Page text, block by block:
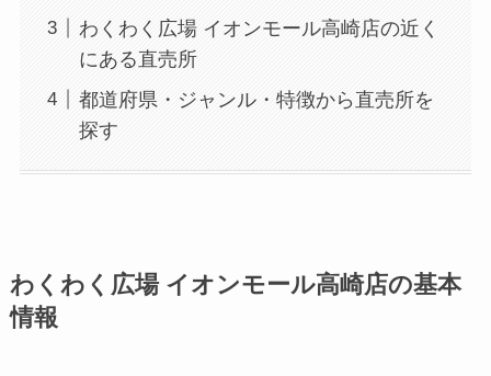
わくわく広場 イオンモール高崎店の近く
にある直売所
都道府県・ジャンル・特徴から直売所を
探す
わくわく広場 イオンモール高崎店の基本
情報